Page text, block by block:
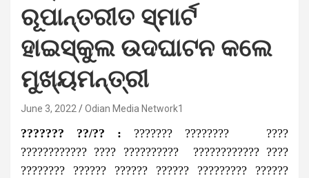
ରୂପାନ୍ତରୀତ ସ୍ମାର୍ଟ
ହାଇସ୍କୁଲ ଉଦଘାଟନ କଲେ
ମୁଖ୍ୟମନ୍ତ୍ରୀ
June 3, 2022 Odian Media Network1
??????? ??/?? : ??????? ???????? ????
???????????? ???? ?????????? ???????????? ????
???????? ?????? ?????? ?????? ????????? ??????